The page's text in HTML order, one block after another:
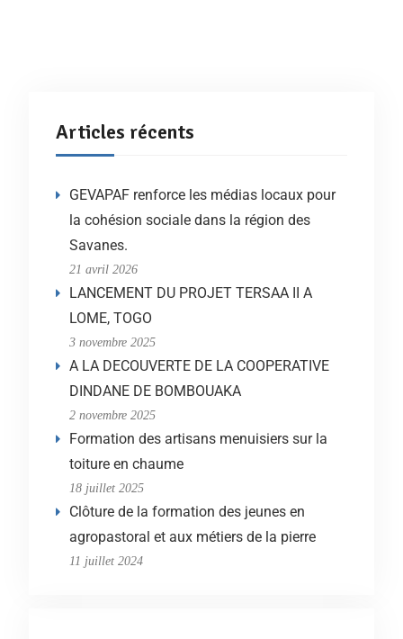
Articles récents
GEVAPAF renforce les médias locaux pour
la cohésion sociale dans la région des
Savanes.
21 avril 2026
LANCEMENT DU PROJET TERSAA II A
LOME, TOGO
3 novembre 2025
A LA DECOUVERTE DE LA COOPERATIVE
DINDANE DE BOMBOUAKA
2 novembre 2025
Formation des artisans menuisiers sur la
toiture en chaume
18 juillet 2025
Clôture de la formation des jeunes en
agropastoral et aux métiers de la pierre
11 juillet 2024